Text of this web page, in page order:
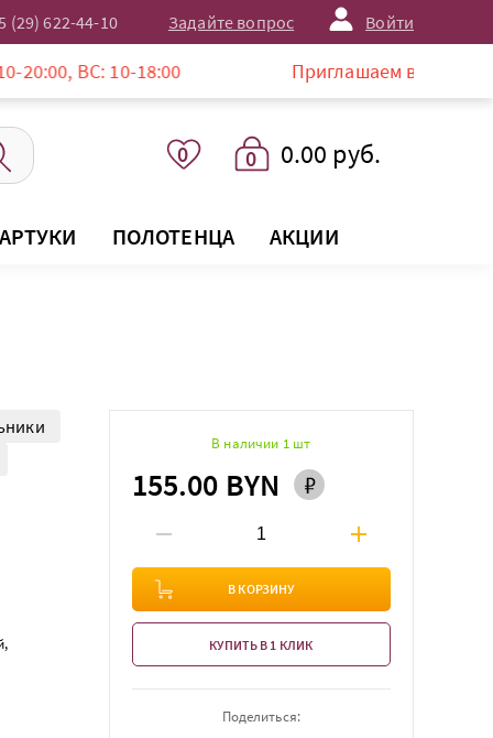
(29) 622-44-10 Задайте вопрос Войти
10-18:00 Приглашаем в магазин
0 0 0.00 руб.
ПОЛОТЕНЦА АКЦИИ
В наличии 1 шт
155.00 BYN
В КОРЗИНУ
КУПИТЬ В 1 КЛИК
Поделиться: